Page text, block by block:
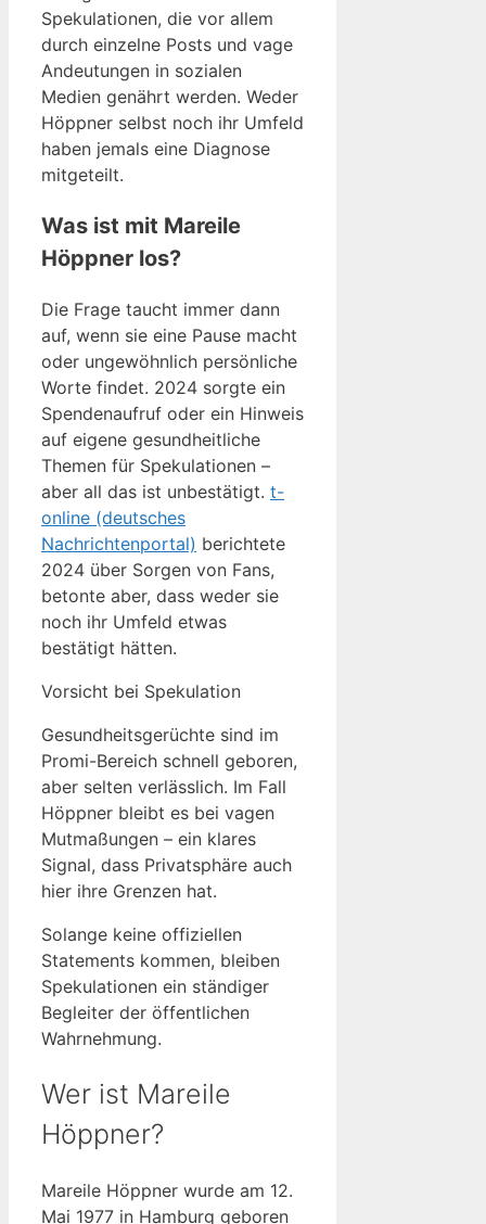
Spekulationen, die vor allem
durch einzelne Posts und vage
Andeutungen in sozialen
Medien genährt werden. Weder
Höppner selbst noch ihr Umfeld
haben jemals eine Diagnose
mitgeteilt.
Was ist mit Mareile
Höppner los?
Die Frage taucht immer dann
auf, wenn sie eine Pause macht
oder ungewöhnlich persönliche
Worte findet. 2024 sorgte ein
Spendenaufruf oder ein Hinweis
auf eigene gesundheitliche
Themen für Spekulationen –
aber all das ist unbestätigt. t-
online (deutsches
Nachrichtenportal) berichtete
2024 über Sorgen von Fans,
betonte aber, dass weder sie
noch ihr Umfeld etwas
bestätigt hätten.
Vorsicht bei Spekulation
Gesundheitsgerüchte sind im
Promi-Bereich schnell geboren,
aber selten verlässlich. Im Fall
Höppner bleibt es bei vagen
Mutmaßungen – ein klares
Signal, dass Privatsphäre auch
hier ihre Grenzen hat.
Solange keine offiziellen
Statements kommen, bleiben
Spekulationen ein ständiger
Begleiter der öffentlichen
Wahrnehmung.
Wer ist Mareile
Höppner?
Mareile Höppner wurde am 12.
Mai 1977 in Hamburg geboren